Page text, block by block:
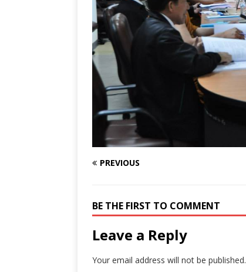
PREVIOUS
BE THE FIRST TO COMMENT
Leave a Reply
Your email address will not be published.